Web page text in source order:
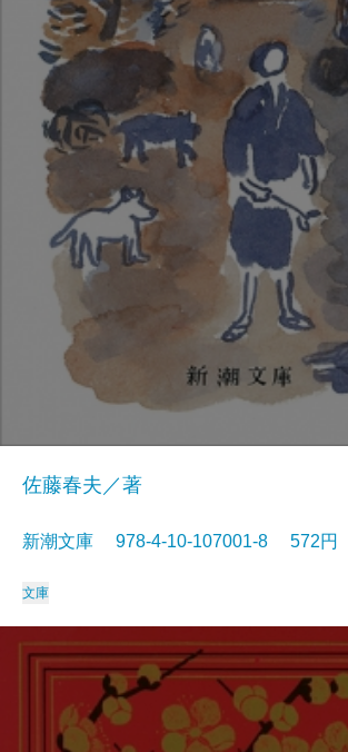
佐藤春夫／著
新潮文庫 978-4-10-107001-8 572円
文庫